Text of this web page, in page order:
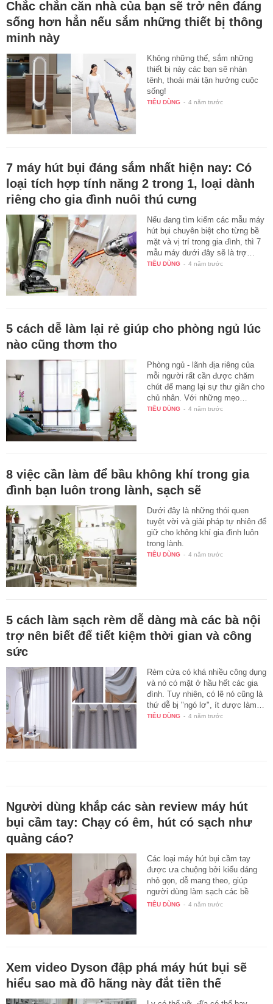
Chắc chắn căn nhà của bạn sẽ trở nên đáng
sống hơn hẳn nếu sắm những thiết bị thông
minh này
Không những thế, sắm những
thiết bị này các bạn sẽ nhàn
tênh, thoải mái tận hưởng cuộc
sống!
TIÊU DÙNG - 4 năm trước
7 máy hút bụi đáng sắm nhất hiện nay: Có
loại tích hợp tính năng 2 trong 1, loại dành
riêng cho gia đình nuôi thú cưng
Nếu đang tìm kiếm các mẫu máy
hút bụi chuyên biệt cho từng bề
mặt và vị trí trong gia đình, thì 7
mẫu máy dưới đây sẽ là trợ…
TIÊU DÙNG - 4 năm trước
5 cách dễ làm lại rẻ giúp cho phòng ngủ lúc
nào cũng thơm tho
Phòng ngủ - lãnh địa riêng của
mỗi người rất cần được chăm
chút để mang lại sự thư giãn cho
chủ nhân. Với những mẹo…
TIÊU DÙNG - 4 năm trước
8 việc cần làm để bầu không khí trong gia
đình bạn luôn trong lành, sạch sẽ
Dưới đây là những thói quen
tuyệt vời và giải pháp tự nhiên để
giữ cho không khí gia đình luôn
trong lành.
TIÊU DÙNG - 4 năm trước
5 cách làm sạch rèm dễ dàng mà các bà nội
trợ nên biết để tiết kiệm thời gian và công
sức
Rèm cửa có khá nhiều công dụng
và nó có mặt ở hầu hết các gia
đình. Tuy nhiên, có lẽ nó cũng là
thứ dễ bị "ngó lơ", ít được làm…
TIÊU DÙNG - 4 năm trước
Người dùng khắp các sàn review máy hút
bụi cầm tay: Chạy có êm, hút có sạch như
quảng cáo?
Các loại máy hút bụi cầm tay
được ưa chuộng bởi kiểu dáng
nhỏ gọn, dễ mang theo, giúp
người dùng làm sạch các bề
mặt…
TIÊU DÙNG - 4 năm trước
Xem video Dyson đập phá máy hút bụi sẽ
hiểu sao mà đồ hãng này đắt tiền thế